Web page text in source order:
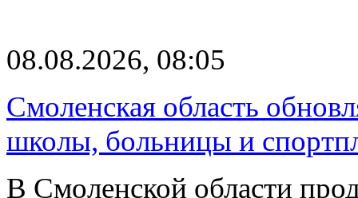
08.08.2026, 08:05
Смоленская область
школы, больницы и
В Смоленской области